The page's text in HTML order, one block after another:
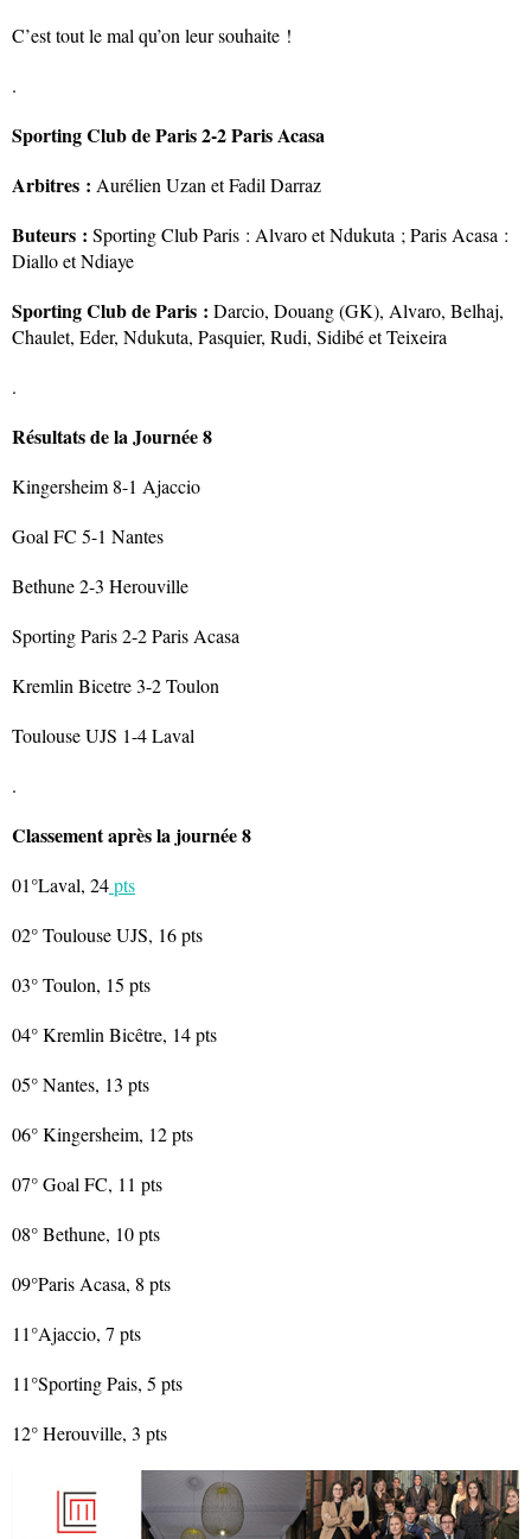
C’est tout le mal qu’on leur souhaite !
.
Sporting Club de Paris 2-2 Paris Acasa
Arbitres : Aurélien Uzan et Fadil Darraz
Buteurs : Sporting Club Paris : Alvaro et Ndukuta ; Paris Acasa :
Diallo et Ndiaye
Sporting Club de Paris : Darcio, Douang (GK), Alvaro, Belhaj,
Chaulet, Eder, Ndukuta, Pasquier, Rudi, Sidibé et Teixeira
.
Résultats de la Journée 8
Kingersheim 8-1 Ajaccio
Goal FC 5-1 Nantes
Bethune 2-3 Herouville
Sporting Paris 2-2 Paris Acasa
Kremlin Bicetre 3-2 Toulon
Toulouse UJS 1-4 Laval
.
Classement après la journée 8
01°Laval, 24pts
02° Toulouse UJS, 16 pts
03° Toulon, 15 pts
04° Kremlin Bicêtre, 14 pts
05° Nantes, 13 pts
06° Kingersheim, 12 pts
07° Goal FC, 11 pts
08° Bethune, 10 pts
09°Paris Acasa, 8 pts
11°Ajaccio, 7 pts
11°Sporting Pais, 5 pts
12° Herouville, 3 pts